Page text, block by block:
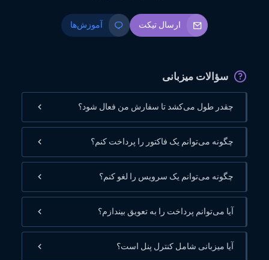
ارسال تیکت آموزش‌ها
سؤالات میزبانی
چقدر طول می‌کشد تا سفارش من فعال شود؟
چگونه می‌توانم یک فاکتور را پرداخت کنم؟
چگونه می‌توانم یک سرویس را لغو کنم؟
آیا می‌توانم پرداخت را به تعویق بیندازم؟
آیا میزبانی شامل کنترل پنل است؟